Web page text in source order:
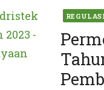
Posted
on
REGULASI